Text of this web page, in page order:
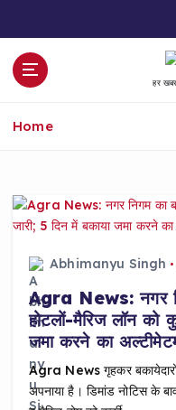
हर
Home
Abhimanyu Singh
Agra News: नगर
होटलों-मैरिज लॉन को
जमा करने का
Agra News गृहकर
अपनाया है। डिमांड नोटिस के